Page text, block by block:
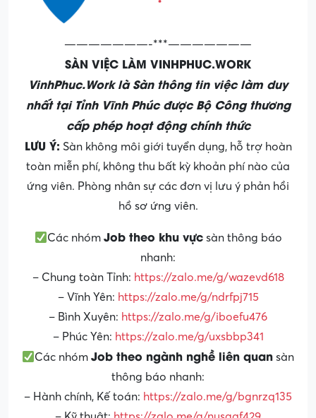
———————-***———————
SÀN VIỆC LÀM VINHPHUC.WORK
VinhPhuc.Work là Sàn thông tin việc làm duy
nhất tại Tỉnh Vĩnh Phúc được Bộ Công thương
cấp phép hoạt động chính thức
LƯU Ý: Sàn không môi giới tuyển dụng, hỗ trợ hoàn
toàn miễn phí, không thu bất kỳ khoản phí nào của
ứng viên. Phòng nhân sự các đơn vị lưu ý phản hồi
hồ sơ ứng viên.
Các nhóm Job theo khu vựcsàn thông báo
nhanh:
– Chung toàn Tỉnh: https://zalo.me/g/wazevd618
– Vĩnh Yên: https://zalo.me/g/ndrfpj715
– Bình Xuyên: https://zalo.me/g/iboefu476
– Phúc Yên: https://zalo.me/g/uxsbbp341
Các nhómJob theo ngành nghề liên quan sàn
thông báo nhanh:
– Hành chính, Kế toán: https://zalo.me/g/bgnrzq135